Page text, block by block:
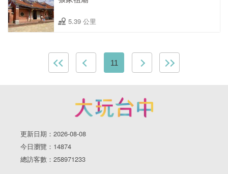
5.39 公里
11
更新日期：2026-08-08
今日瀏覽：14874
總訪客數：258971233